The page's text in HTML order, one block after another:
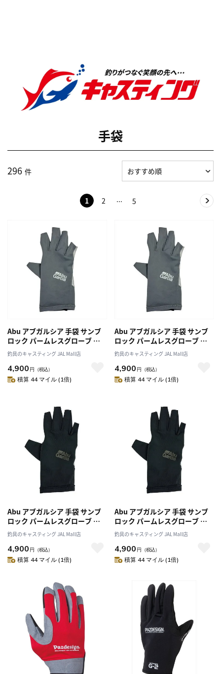
手袋
296 件
1 2 5
Abu アブガルシア 手袋 サンブ
ロック パームレスグローブ グ
レー M
釣具のキャスティング JAL Mall店
4,900 円 （税込）
積算 44 マイル (1倍)
Abu アブガルシア 手袋 サンブ
ロック パームレスグローブ グ
レー L
釣具のキャスティング JAL Mall店
4,900 円 （税込）
積算 44 マイル (1倍)
Abu アブガルシア 手袋 サンブ
ロック パームレスグローブ ブ
ラック M
釣具のキャスティング JAL Mall店
4,900 円 （税込）
積算 44 マイル (1倍)
Abu アブガルシア 手袋 サンブ
ロック パームレスグローブ ブ
ラック L
釣具のキャスティング JAL Mall店
4,900 円 （税込）
積算 44 マイル (1倍)